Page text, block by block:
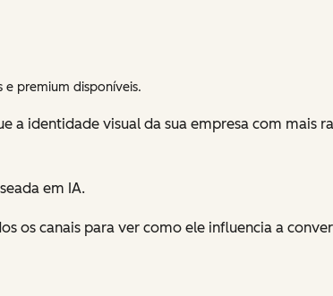
e premium disponíveis.
a identidade visual da sua empresa com mais
em IA.
os canais para ver como ele influencia a